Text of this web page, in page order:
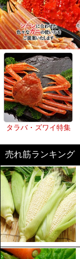
タラバ・ズワイ特集
売れ筋ランキング